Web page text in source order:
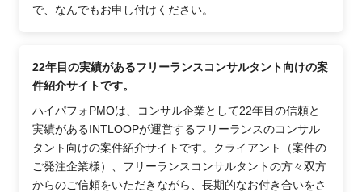
で、なんでもお申し付けください。
22年目の実績があるフリーランスコンサルタント向けの案
件紹介サイトです。
ハイパフォPMOは、コンサル企業として22年目の信頼と
実績があるINTLOOPが運営するフリーランスのコンサル
タント向けの案件紹介サイトです。クライアント（案件の
ご発注企業様）、フリーランスコンサルタントの方々双方
からのご信頼をいただきながら、長期的なお付き合いをさ